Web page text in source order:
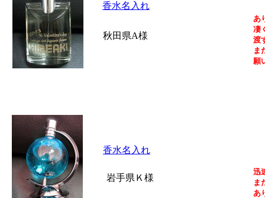
香水名入れ
あ
凄
渡
ま
願
秋田県A様
香水名入れ
迅
ま
あ
岩手県Ｋ様